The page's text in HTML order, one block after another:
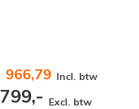
966,79 Incl. btw
799,- Excl. btw